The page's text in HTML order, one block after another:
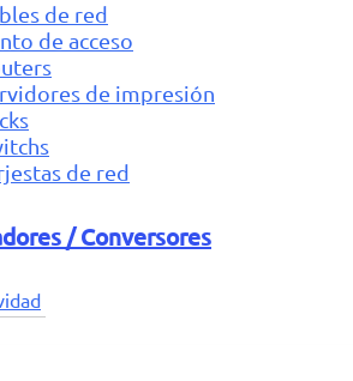
de red
de acceso
de impresión
de red
/ Conversores